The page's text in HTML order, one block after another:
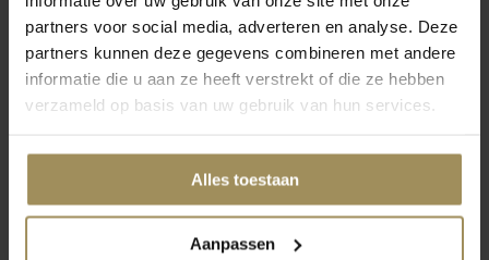
partners voor social media, adverteren en analyse. Deze
partners kunnen deze gegevens combineren met andere
informatie die u aan ze heeft verstrekt of die ze hebben
verzameld op basis van uw gebruik van hun services.
Alles toestaan
Aanpassen
Op zoek naar meer inspiratie?
Dressoirs Eetkamertafels